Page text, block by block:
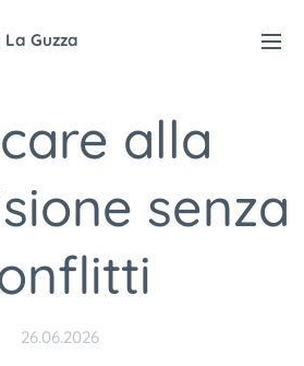
Guzza
alla
senza
26.06.2026